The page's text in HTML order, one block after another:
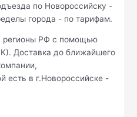
по Новороссийску -
города - по тарифам.
регионы РФ с помощью
Доставка до ближайшего
есть в г.Новороссийске -